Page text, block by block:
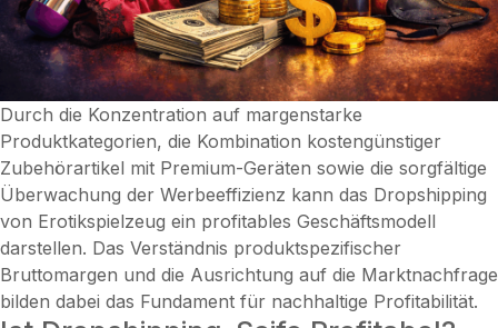
Durch die Konzentration auf margenstarke
Produktkategorien, die Kombination kostengünstiger
Zubehörartikel mit Premium-Geräten sowie die sorgfältige
Überwachung der Werbeeffizienz kann das Dropshipping
von Erotikspielzeug ein profitables Geschäftsmodell
darstellen. Das Verständnis produktspezifischer
Bruttomargen und die Ausrichtung auf die Marktnachfrage
bilden dabei das Fundament für nachhaltige Profitabilität.